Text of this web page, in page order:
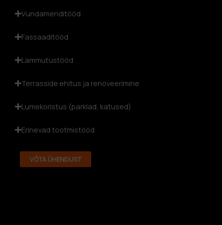
Vundamenditööd
Fassaaditööd
Lammutustööd
Terrasside ehitus ja renoveerimine
Lumekoristus (parklad, katused)
Erinevad tootmistööd
VÕTA ÜHENDUST